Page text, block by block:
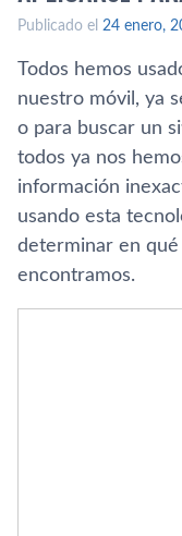
Publicado el 24 enero,
Todos hemos
nuestro móvil, ya
o para buscar un
todos ya nos
información
usando esta
determinar en
encontramos.